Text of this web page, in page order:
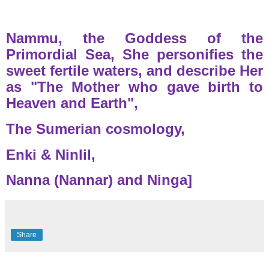
Nammu, the Goddess of the
Primordial Sea, She personifies the
sweet fertile waters, and describe Her
as "The Mother who gave birth to
Heaven and Earth",
The Sumerian cosmology,
Enki & Ninlil,
Nanna (Nannar) and Ninga]
Share